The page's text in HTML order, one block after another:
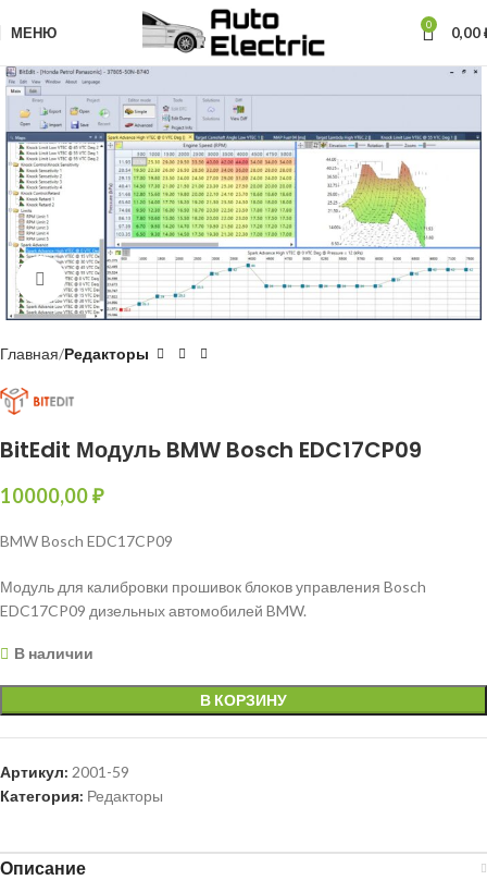
МЕНЮ 0 0,00
Нажмите, чтобы увеличить
Главная Редакторы
BitEdit Модуль BMW Bosch EDC17CP09
10000,00₽
BMW Bosch EDC17CP09
Модуль для калибровки прошивок блоков управления Bosch
EDC17CP09 дизельных автомобилей BMW.
В наличии
В КОРЗИНУ
Артикул: 2001-59
Категория: Редакторы
Описание